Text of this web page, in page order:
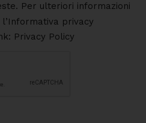
Per ulteriori informazioni
privacy
Privacy Policy